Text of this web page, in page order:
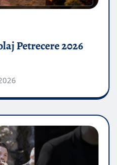
Petrecere 2026